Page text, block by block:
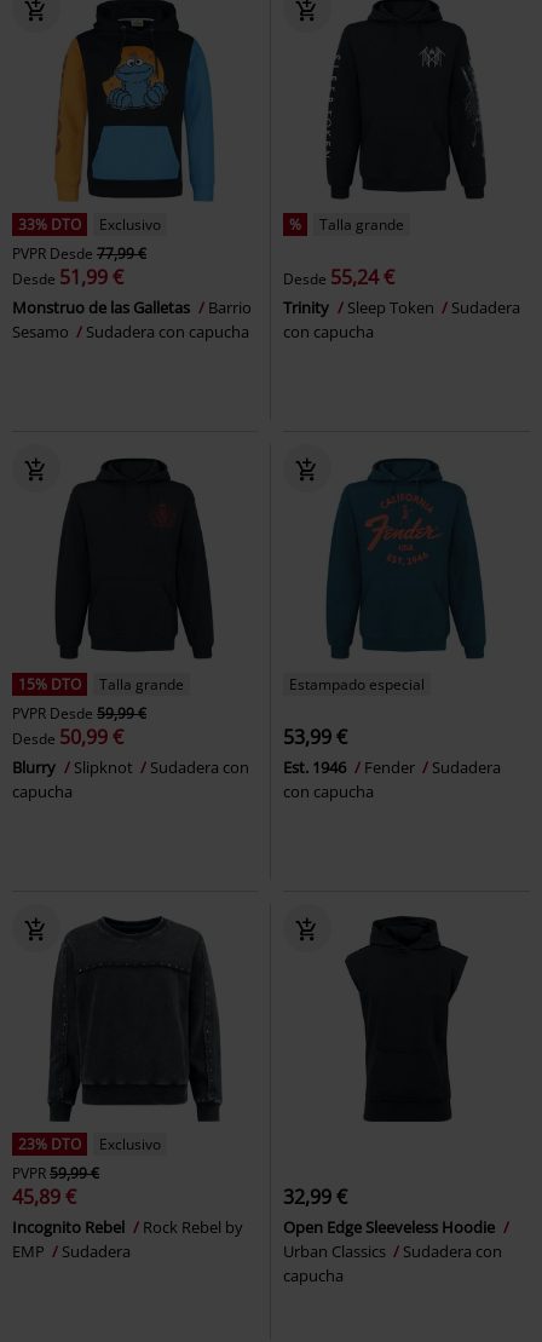
33% DTO
Exclusivo
PVPR Desde 77,99 €
Desde 51,99 €
Monstruo de las Galletas
Barrio
Sesamo
Sudadera con capucha
% Talla grande
Desde 55,24 €
Trinity Sleep Token
Sudadera
con capucha
15% DTO
Talla grande
PVPR Desde 59,99 €
Desde 50,99 €
Blurry Slipknot
Sudadera con
capucha
Estampado especial
53,99 €
Est. 1946 Fender
Sudadera
con capucha
23% DTO
Exclusivo
PVPR59,99 €
45,89 €
Incognito Rebel
Rock Rebel by
EMP
Sudadera
32,99 €
Open Edge Sleeveless Hoodie
Urban Classics
Sudadera con
capucha